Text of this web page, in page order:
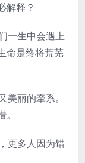
解释？
一生中会遇上
命是终将荒芜
丽的牵系。
更多人因为错